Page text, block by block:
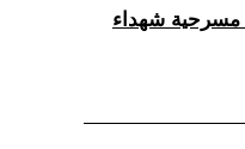
مسرحية شهداء